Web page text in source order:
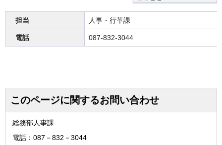
担当 人事・行革課
電話 087-832-3044
このページに関するお問い合わせ
総務部人事課
電話：087－832－3044